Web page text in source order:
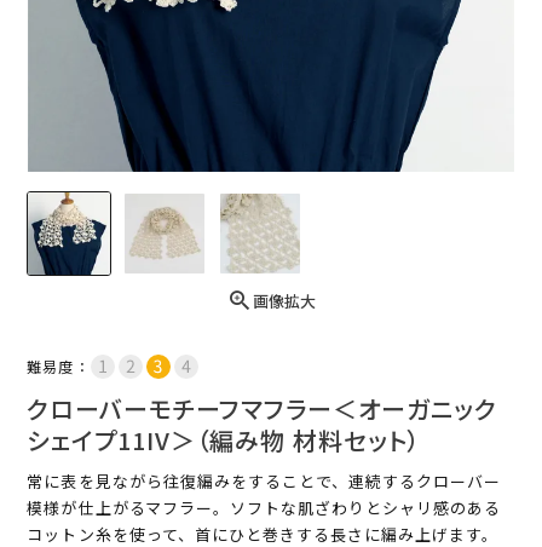
画像拡大
難易度：
クローバーモチーフマフラー＜オーガニック
シェイプ11IV＞（編み物 材料セット）
常に表を見ながら往復編みをすることで、連続するクローバー
模様が仕上がるマフラー。ソフトな肌ざわりとシャリ感のある
コットン糸を使って、首にひと巻きする長さに編み上げます。